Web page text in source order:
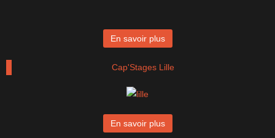
En savoir plus
Cap'Stages Lille
En savoir plus